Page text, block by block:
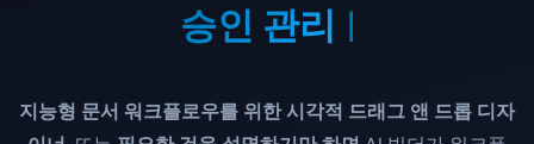
승인 관리 |
지능형 문서 워크플로우를 위한 시각적 드래그 앤 드롭 디자